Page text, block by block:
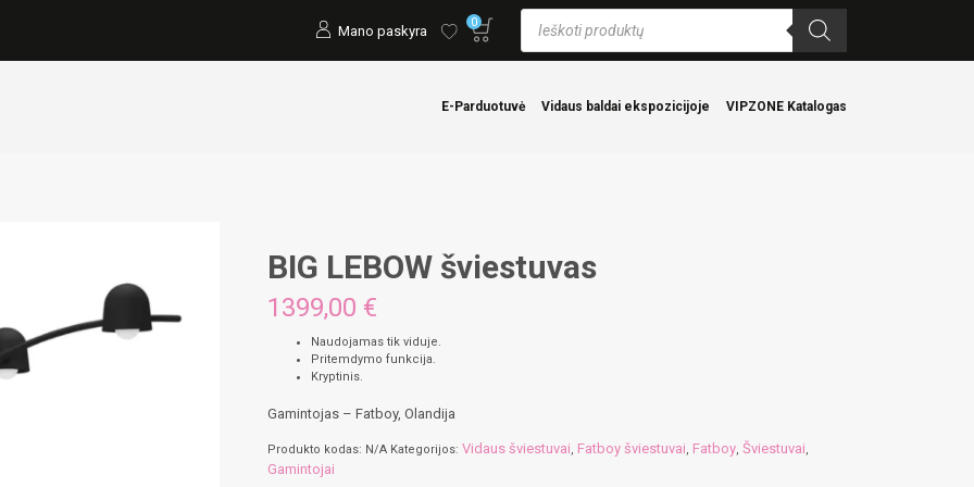
Mano paskyra 0
Products
search
E-Parduotuvė Vidaus baldai ekspozicijoje VIPZONE Katalogas
BIG LEBOW šviestuvas
1399,00 €
Naudojamas tik viduje.
Pritemdymo funkcija.
Kryptinis.
Gamintojas – Fatboy, Olandija
Produkto kodas: N/A Kategorijos:Vidaus šviestuvai, Fatboy šviestuvai, Fatboy,Šviestuvai,
Gamintojai